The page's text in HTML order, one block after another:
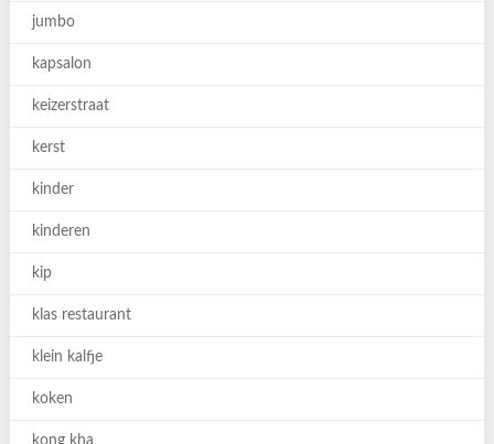
jumbo
kapsalon
keizerstraat
kerst
kinder
kinderen
kip
klas restaurant
klein kalfje
koken
kong kha